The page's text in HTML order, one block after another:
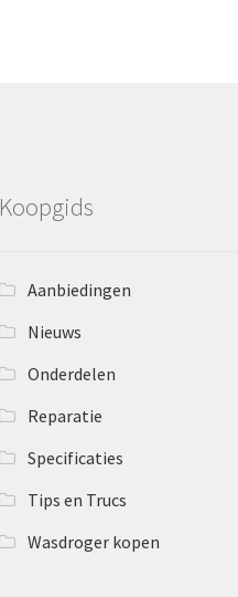
Koopgids
Aanbiedingen
Nieuws
Onderdelen
Reparatie
Specificaties
Tips en Trucs
Wasdroger kopen